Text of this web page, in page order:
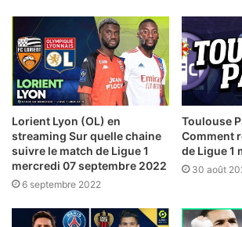
Lorient Lyon (OL) en
streaming Sur quelle chaine
suivre le match de Ligue 1
mercredi 07 septembre 2022
6 septembre 2022
Toulouse
Comment
de Ligue 1
30 août